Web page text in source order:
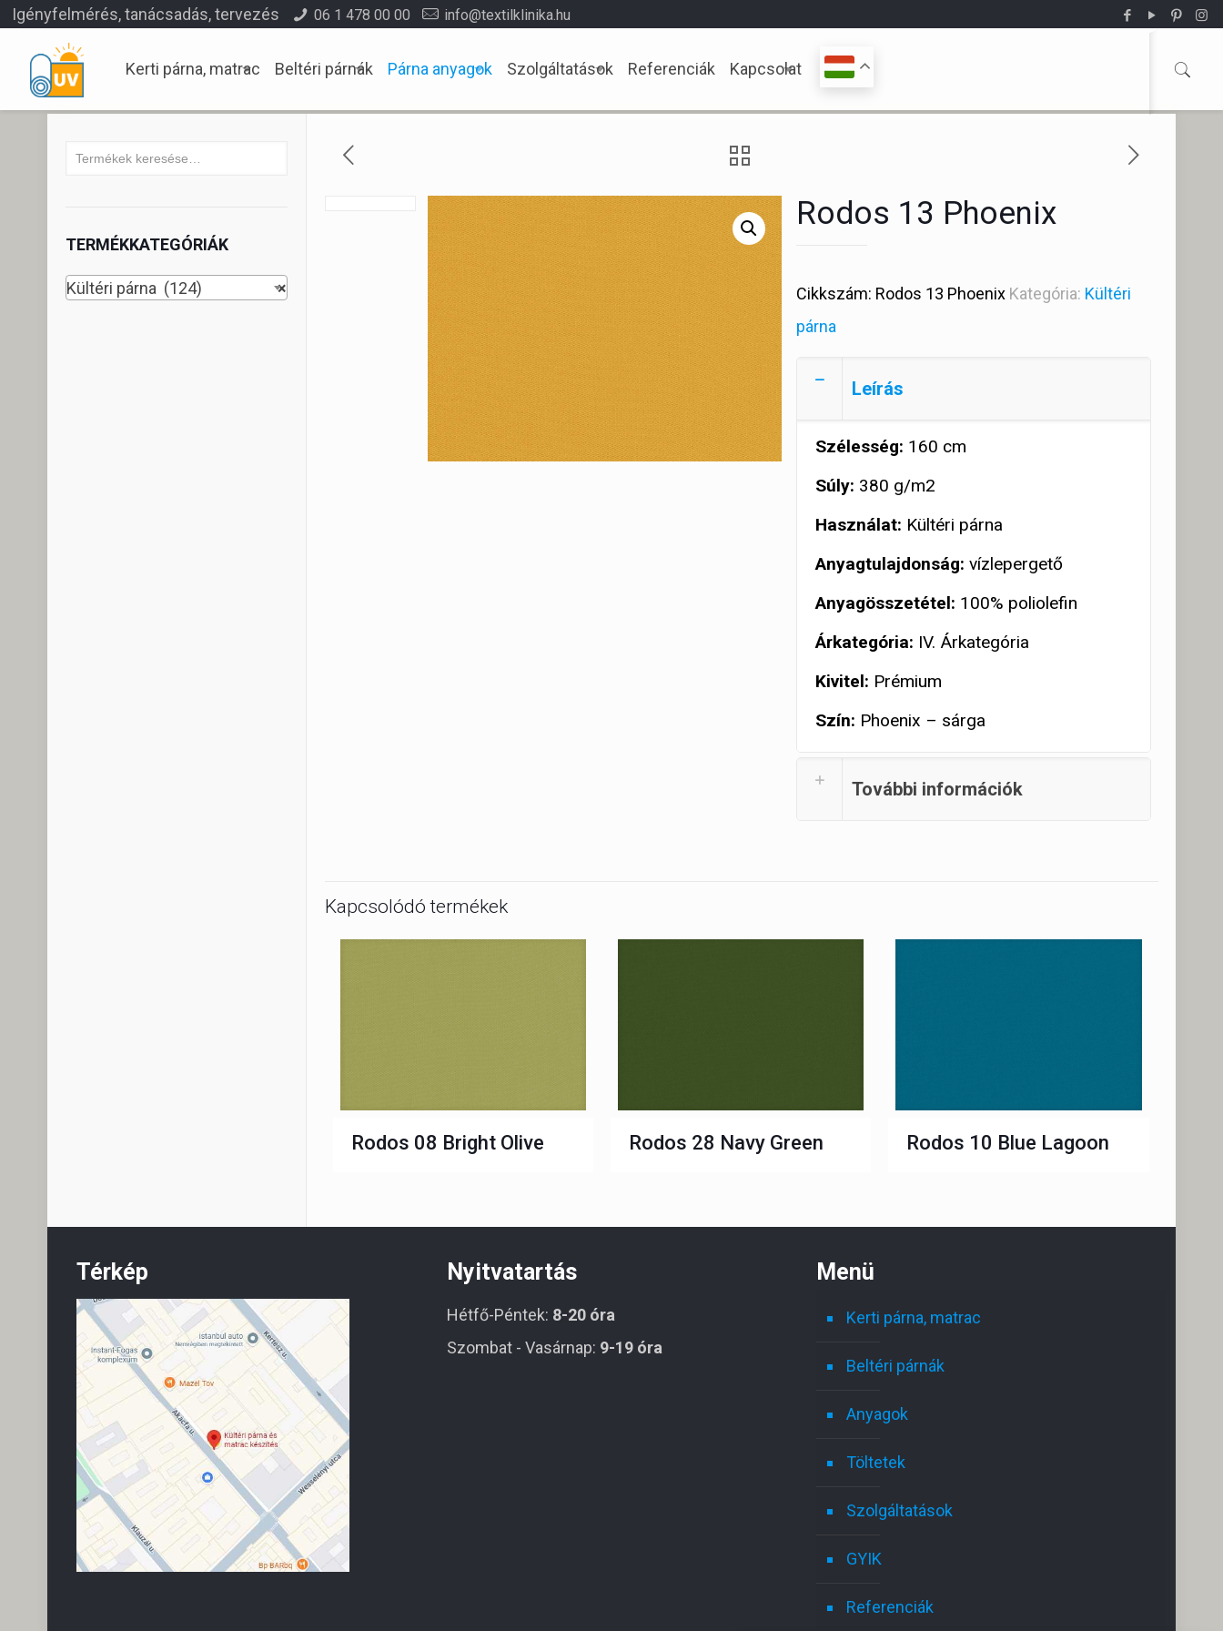
Igényfelmérés, tanácsadás, tervezés 06 1 478 00 00 info@textilklinika.hu
Kerti párna, matrac Beltéri párnák Párna anyagok Szolgáltatások Referenciák Kapcsolat
Rodos 13 Phoenix
Cikkszám: Rodos 13 Phoenix Kategória: Kültéri
párna
Leírás
Szélesség: 160 cm
Súly: 380 g/m2
Használat: Kültéri párna
Anyagtulajdonság: vízlepergető
Anyagösszetétel: 100% poliolefin
Árkategória: IV. Árkategória
Kivitel: Prémium
Szín: Phoenix – sárga
További információk
Kapcsolódó termékek
Rodos 08 Bright Olive Rodos 28 Navy Green Rodos 10 Blue Lagoon
TERMÉKKATEGÓRIÁK
×
Kültéri párna (124)
Térkép Nyitvatartás
Hétfő-Péntek: 8-20 óra
Szombat - Vasárnap: 9-19 óra
Menü
Kerti párna, matrac
Beltéri párnák
Anyagok
Töltetek
Szolgáltatások
GYIK
Referenciák